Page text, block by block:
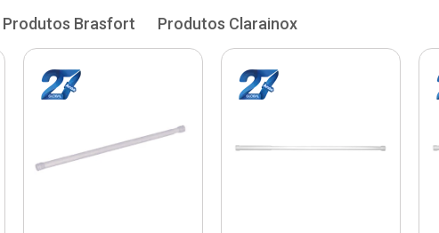
Produtos Brasfort Produtos Clarainox